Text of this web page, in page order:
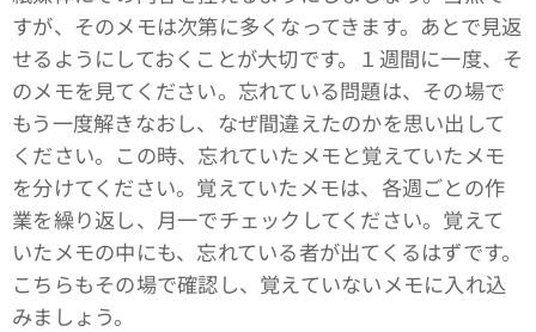
すが、そのメモは次第に多くなってきます。あとで見返
せるようにしておくことが大切です。１週間に一度、そ
のメモを見てください。忘れている問題は、その場で
もう一度解きなおし、なぜ間違えたのかを思い出して
ください。この時、忘れていたメモと覚えていたメモ
を分けてください。覚えていたメモは、各週ごとの作
業を繰り返し、月一でチェックしてください。覚えて
いたメモの中にも、忘れている者が出てくるはずです。
こちらもその場で確認し、覚えていないメモに入れ込
みましょう。